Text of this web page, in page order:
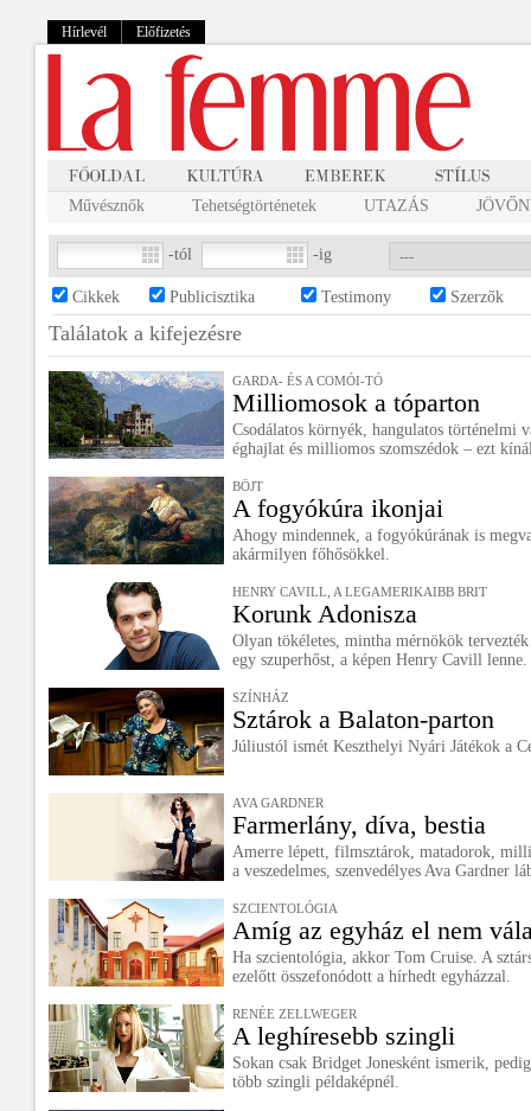
Hírlevél Előfizetés
Művésznők Tehetségtörténetek UTAZÁS
-tól -ig
Cikkek Publicisztika Testimony Szerzők
Találatok a kifejezésre
GARDA- ÉS A COMÓI-TÓ
Milliomosok a tóparton
Csodálatos környék, hangulatos történelmi
éghajlat és milliomos szomszédok – ezt
BÖJT
A fogyókúra ikonjai
Ahogy mindennek, a fogyókúrának is
akármilyen főhősökkel.
HENRY CAVILL, A LEGAMERIKAIBB BRIT
Korunk Adonisza
Olyan tökéletes, mintha mérnökök
egy szuperhőst, a képen Henry Cavill lenne.
SZÍNHÁZ
Sztárok a Balaton-parton
Júliustól ismét Keszthelyi Nyári Játékok a
AVA GARDNER
Farmerlány, díva, bestia
Amerre lépett, filmsztárok, matadorok,
a veszedelmes, szenvedélyes Ava Gardner
SZCIENTOLÓGIA
Amíg az egyház el nem
Ha szcientológia, akkor Tom Cruise. A
ezelőtt összefonódott a hírhedt egyházzal.
RENÉE ZELLWEGER
A leghíresebb szingli
Sokan csak Bridget Jonesként ismerik,
több szingli példaképnél.